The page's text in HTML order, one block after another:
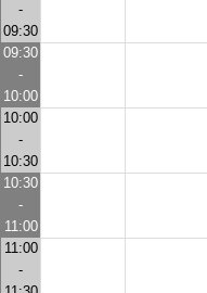
-
09:30
09:30
-
10:00
10:00
-
10:30
10:30
-
11:00
11:00
-